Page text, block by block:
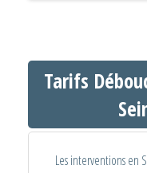
Tarifs
Les interventions en